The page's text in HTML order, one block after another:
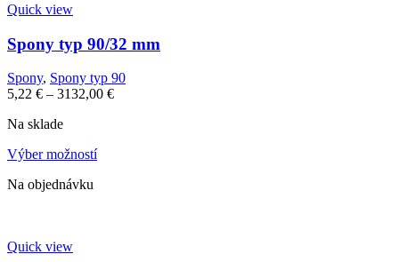
Quick view
Spony typ 90/32 mm
Spony, Spony typ 90
5,22 € – 3132,00 €
Na sklade
Výber možností
Na objednávku
Quick view